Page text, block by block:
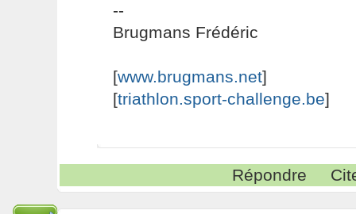
--
Brugmans Frédéric
[www.brugmans.net]
[triathlon.sport-challenge.be]
Répondre